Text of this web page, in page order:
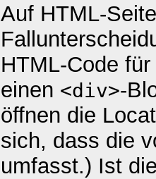
Auf HTML-
HTML-Code
einen <div>-
öffnen die
sich, dass die
umfasst.) Ist